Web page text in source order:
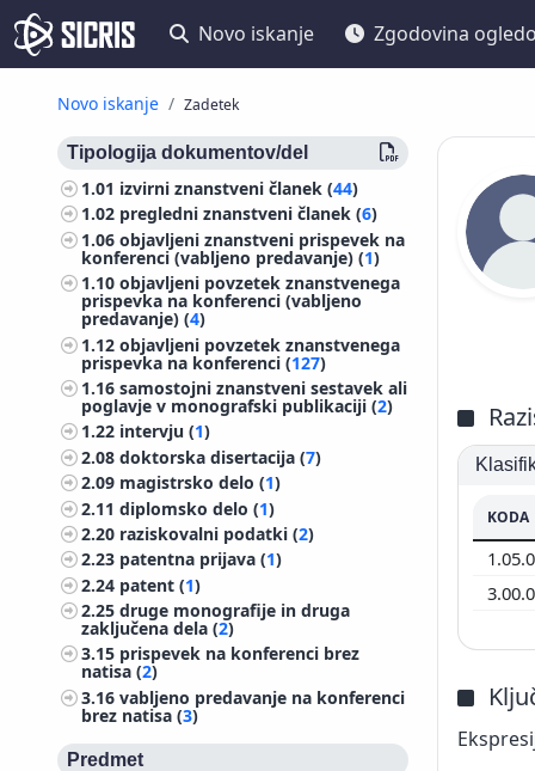
Novo iskanje Zgodovina
Novo iskanje Zadetek
Tipologija dokumentov/del
1.01 izvirni znanstveni članek (44)
1.02 pregledni znanstveni članek (6)
1.06objavljeni znanstveni prispevek na
konferenci (vabljeno predavanje) (1)
1.10objavljeni povzetek znanstvenega
prispevka na konferenci (vabljeno
predavanje) (4)
1.12objavljeni povzetek znanstvenega
prispevka na konferenci (127)
1.16samostojni znanstveni sestavek ali
poglavje v monografski publikaciji (2)
1.22 intervju (1)
2.08doktorska disertacija (7)
2.09 magistrsko delo (1)
2.11diplomsko delo (1)
2.20 raziskovalni podatki (2)
2.23 patentna prijava (1)
2.24 patent (1)
2.25druge monografije in druga
zaključena dela (2)
3.15 prispevek na konferenci brez
natisa (2)
3.16vabljeno predavanje na konferenci
brez natisa (3)
Predmet
KODA